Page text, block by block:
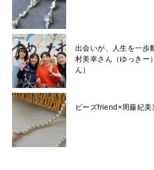
出会いが、人生を一
村美幸さん（ゆっきー
ん）
ビーズfriend×周藤紀美